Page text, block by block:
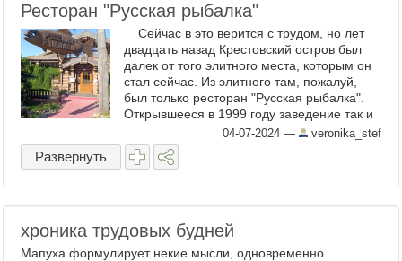
Ресторан "Русская рыбалка"
Сейчас в это верится с трудом, но лет
двадцать назад Крестовский остров был
далек от того элитного места, которым он
стал сейчас. Из элитного там, пожалуй,
был только ресторан "Русская рыбалка".
Открывшееся в 1999 году заведение так и
манило, но тогда мне казалось, что ...
04-07-2024 — veronika_stef
Развернуть
хроника трудовых будней
Мапуха формулирует некие мысли, одновременно